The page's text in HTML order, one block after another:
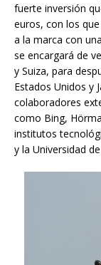
fuerte inversión
euros, con los
a la marca con
se encargará de
y Suiza, para
Estados Unidos y
colaboradores
como Bing,
institutos
y la Universidad